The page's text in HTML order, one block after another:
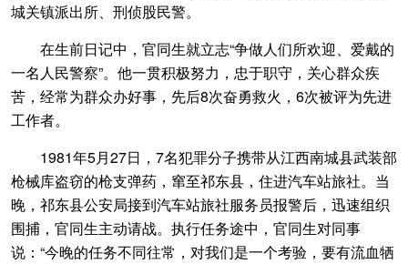
城关镇派出所、刑侦股民警。
在生前日记中，官同生就立志“争做人们所欢迎、爱戴的
一名人民警察”。他一贯积极努力，忠于职守，关心群众疾
苦，经常为群众办好事，先后8次奋勇救火，6次被评为先进
工作者。
1981年5月27日，7名犯罪分子携带从江西南城县武装部
枪械库盗窃的枪支弹药，窜至祁东县，住进汽车站旅社。当
晚，祁东县公安局接到汽车站旅社服务员报警后，迅速组织
围捕，官同生主动请战。执行任务途中，官同生对同事
说：“今晚的任务不同往常，对我们是一个考验，要有流血牺